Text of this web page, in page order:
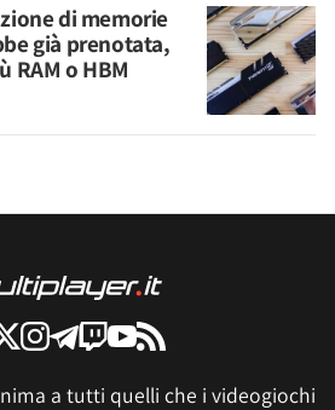
di memorie
già prenotata,
RAM o HBM
a tutti quelli che i videogiochi